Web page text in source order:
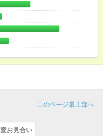
このページ最上部へ